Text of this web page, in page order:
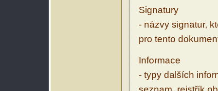
Signatury
- názvy signatur,
pro tento
Informace
- typy dalších